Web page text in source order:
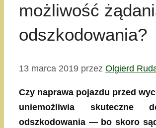
możliwość
odszkodowania?
13 marca 2019 przez Olgierd
Czy naprawa pojazdu przed
uniemożliwia skuteczne
odszkodowania — bo skoro